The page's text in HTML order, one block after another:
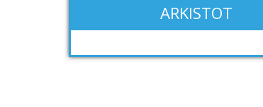
ARKISTOT